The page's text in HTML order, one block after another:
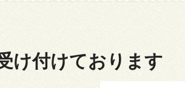
け付けております